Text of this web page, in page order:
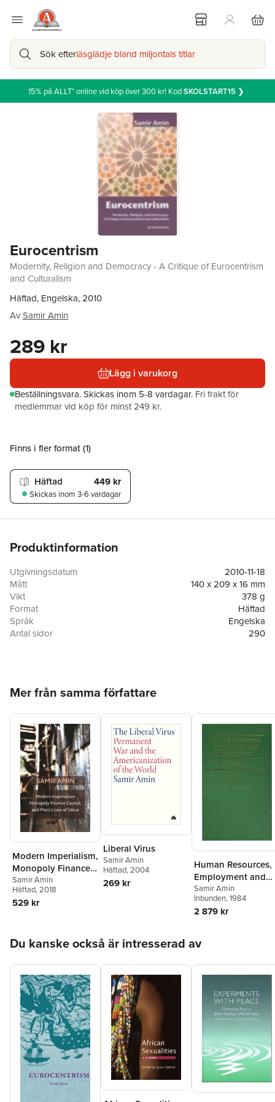
Sök efterläsglädje bland miljontals titlar
15% på ALLT* online vid köp över 300 kr! KodSKOLSTART15 ❯
Eurocentrism
Modernity, Religion and Democracy - A Critique of Eurocentrism
and Culturalism
Häftad, Engelska, 2010
AvSamir Amin
289 kr
Lägg i varukorg
Beställningsvara.Skickas inom 5-8 vardagar. Fri frakt för
medlemmar vid köp för minst 249 kr.
Finns i fler format (1)
Häftad 449 kr
Skickas inom 3-6 vardagar
Produktinformation
Utgivningsdatum
2010-11-18
Mått
140 x 209 x 16 mm
Vikt
378 g
Format
Häftad
Språk
Engelska
Antal sidor
290
Mer från samma författare
Modern Imperialism,
Monopoly Finance
Capital, and Marx's
Law of Value
Samir Amin
Häftad, 2018
529 kr
Liberal Virus
Samir Amin
Häftad, 2004
269 kr
Human Resources,
Employment and
Development
Samir Amin
Inbunden, 1984
2 879 kr
Du kanske också är intresserad av